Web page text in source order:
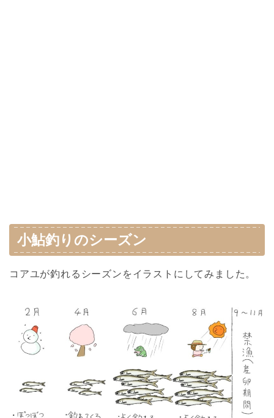
小鮎釣りのシーズン
コアユが釣れるシーズンをイラストにしてみました。